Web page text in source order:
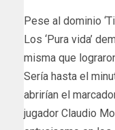
Pese al dominio
Los ‘Pura vida’
misma que
Sería hasta el
abrirían el
jugador Claudio